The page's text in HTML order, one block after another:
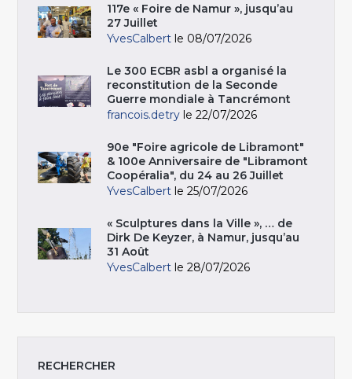
117e « Foire de Namur », jusqu’au
27 Juillet
YvesCalbert le 08/07/2026
Le 300 ECBR asbl a organisé la
reconstitution de la Seconde
Guerre mondiale à Tancrémont
francois.detry le 22/07/2026
90e "Foire agricole de Libramont"
& 100e Anniversaire de "Libramont
Coopéralia", du 24 au 26 Juillet
YvesCalbert le 25/07/2026
« Sculptures dans la Ville », … de
Dirk De Keyzer, à Namur, jusqu’au
31 Août
YvesCalbert le 28/07/2026
RECHERCHER